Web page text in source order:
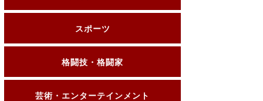
スポーツ
格闘技・格闘家
芸術・エンターテインメント